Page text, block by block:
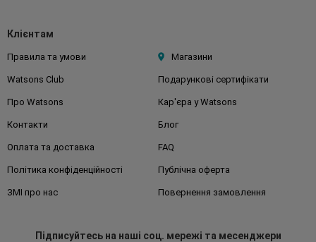
Клієнтам
Правила та умови Магазини
Watsons Club Подарункові сертифікати
Про Watsons Кар'єра у Watsons
Контакти Блог
Оплата та доставка FAQ
Політика конфіденційності Публічна оферта
ЗМІ про нас Повернення замовлення
Підписуйтесьна наші соц. мережі та месенджери